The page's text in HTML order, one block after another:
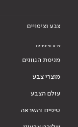
צבע וציפויים
צבע וציפויים
מניפת הגוונים
מוצרי צבע
עולם הצבע
טיפים והשראה